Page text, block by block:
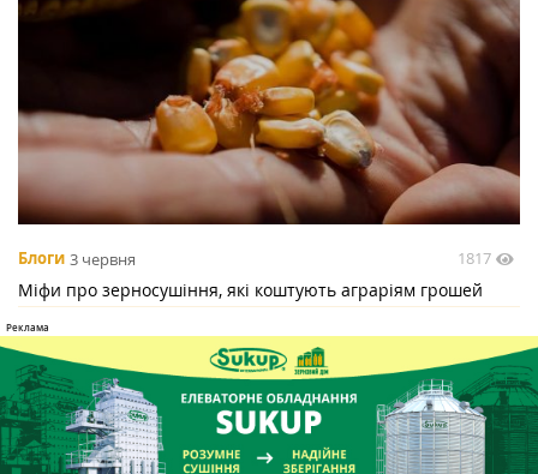
Блоги 3 червня 1817
Міфи про зерносушіння, які коштують аграріям грошей